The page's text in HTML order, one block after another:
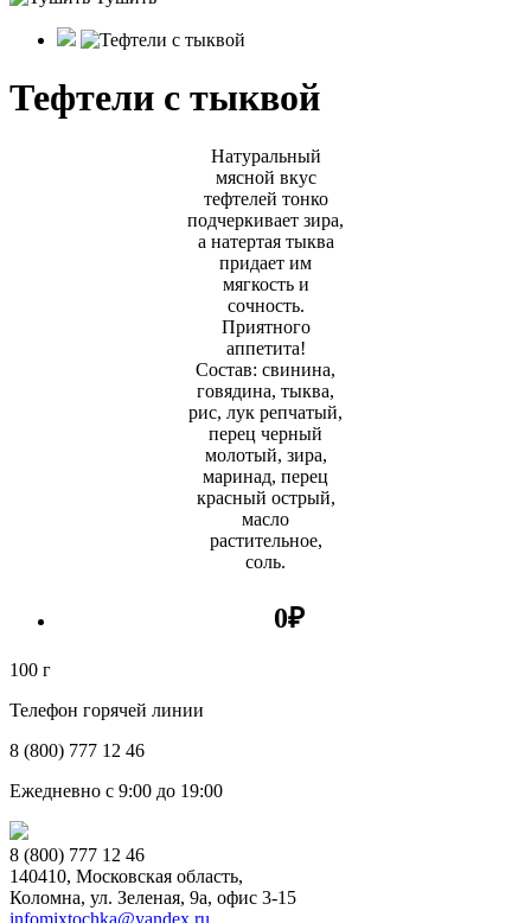
Тефтели с тыквой
Натуральный
мясной вкус
тефтелей тонко
подчеркивает зира,
а натертая тыква
придает им
мягкость и
сочность.
Приятного
аппетита!
Состав: свинина,
говядина, тыква,
рис, лук репчатый,
перец черный
молотый, зира,
маринад, перец
красный острый,
масло
растительное,
соль.
0₽
100 г
Телефон горячей линии
8 (800) 777 12 46
Ежедневно с 9:00 до 19:00
8 (800) 777 12 46
140410, Московская область,
Коломна, ул. Зеленая, 9а, офис 3-15
infomixtochka@yandex.ru